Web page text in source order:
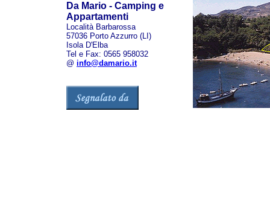
Da Mario - Camping e
Appartamenti
Località Barbarossa
57036 Porto Azzurro (LI)
Isola D'Elba
Tel e Fax: 0565 958032
@ info@damario.it